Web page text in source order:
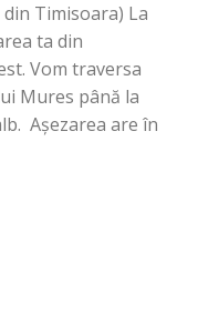
Timisoara) La
ta din
Vom traversa
Mures până la
Așezarea are în